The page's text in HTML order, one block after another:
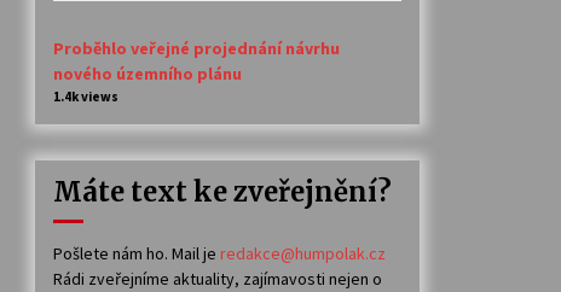
Proběhlo veřejné projednání návrhu
nového územního plánu
1.4k views
Máte text ke zveřejnění?
Pošlete nám ho. Mail je redakce@humpolak.cz
Rádi zveřejníme aktuality, zajímavosti nejen o